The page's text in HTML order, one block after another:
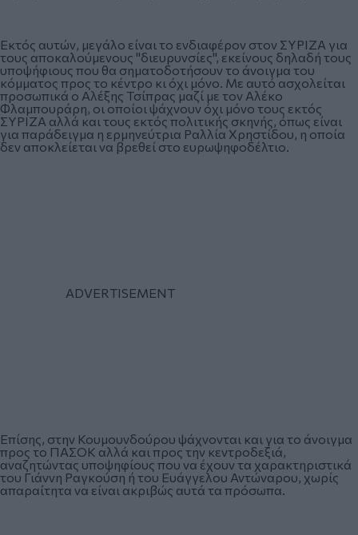
Εκτός αυτών, μεγάλο είναι το ενδιαφέρον στον ΣΥΡΙΖΑ για
τους αποκαλούμενους "διευρυνσίες", εκείνους δηλαδή τους
υποψήφιους που θα σηματοδοτήσουν το άνοιγμα του
κόμματος προς το κέντρο κι όχι μόνο. Με αυτό ασχολείται
προσωπικά ο Αλέξης Τσίπρας μαζί με τον Αλέκο
Φλαμπουράρη, οι οποίοι ψάχνουν όχι μόνο τους εκτός
ΣΥΡΙΖΑ αλλά και τους εκτός πολιτικής σκηνής, όπως είναι
για παράδειγμα η ερμηνεύτρια Ραλλία Χρηστίδου, η οποία
δεν αποκλείεται να βρεθεί στο ευρωψηφοδέλτιο.
Επίσης, στην Κουμουνδούρου ψάχνονται και για το άνοιγμα
προς το ΠΑΣΟΚ αλλά και προς την κεντροδεξιά,
αναζητώντας υποψηφίους που να έχουν τα χαρακτηριστικά
του Γιάννη Ραγκούση ή του Ευάγγελου Αντώναρου, χωρίς
απαραίτητα να είναι ακριβώς αυτά τα πρόσωπα.